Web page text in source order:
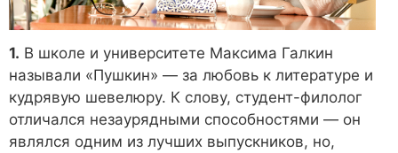
1. В школе и университете Максима Галкин
называли «Пушкин» — за любовь к литературе и
кудрявую шевелюру. К слову, студент-филолог
отличался незаурядными способностями — он
являлся одним из лучших выпускников, но,